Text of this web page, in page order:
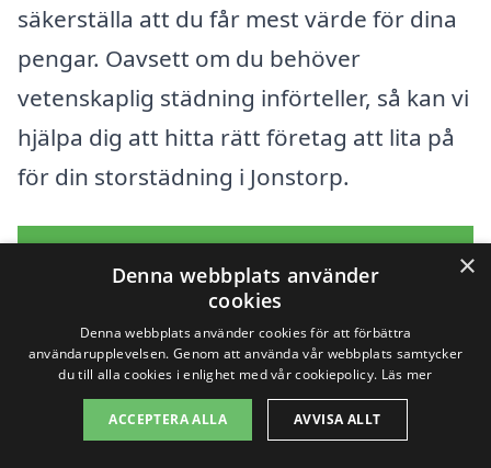
säkerställa att du får mest värde för dina
pengar. Oavsett om du behöver
vetenskaplig städning införteller, så kan vi
hjälpa dig att hitta rätt företag att lita på
för din storstädning i Jonstorp.
Sök efter en
×
Denna webbplats använder
cookies
Denna webbplats använder cookies för att förbättra
användarupplevelsen. Genom att använda vår webbplats samtycker
du till alla cookies i enlighet med vår cookiepolicy. Läs mer
ACCEPTERA ALLA AVVISA ALLT